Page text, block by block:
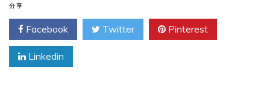
分享
Facebook Twitter Pinterest
Linkedin